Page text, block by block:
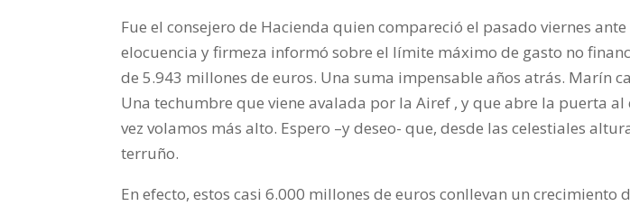
Fue el consejero de Hacienda quien compareció el pasado viernes
elocuencia y firmeza informó sobre el límite máximo de gasto no
de 5.943 millones de euros. Una suma impensable años atrás. Marín
Una techumbre que viene avalada por la Airef , y que abre la puerta
vez volamos más alto. Espero –y deseo- que, desde las celestiales
terruño.
En efecto, estos casi 6.000 millones de euros conllevan un